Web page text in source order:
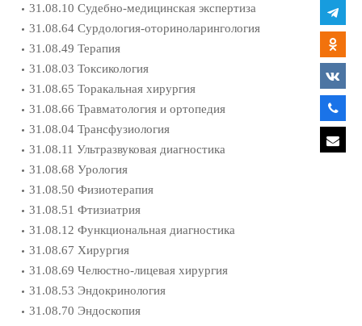
31.08.10 Судебно-медицинская экспертиза
31.08.64 Сурдология-оториноларингология
31.08.49 Терапия
31.08.03 Токсикология
31.08.65 Торакальная хирургия
31.08.66 Травматология и ортопедия
31.08.04 Трансфузиология
31.08.11 Ультразвуковая диагностика
31.08.68 Урология
31.08.50 Физиотерапия
31.08.51 Фтизиатрия
31.08.12 Функциональная диагностика
31.08.67 Хирургия
31.08.69 Челюстно-лицевая хирургия
31.08.53 Эндокринология
31.08.70 Эндоскопия